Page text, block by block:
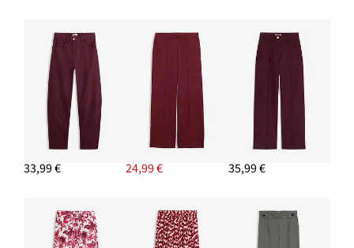
19,99 €
PRIDAŤ DO KOŠÍKA
Krátke čižmy
33,99 €
33,99 € 24,99 € 35,99 €